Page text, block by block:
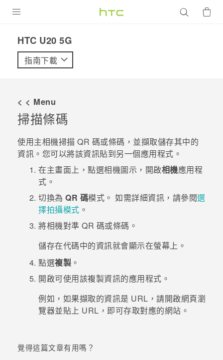
VIVE
配件
優惠專區
焦點訊息
校園專案
企業採購
銷售通路
支援服務
VIVELAND
‎HTC U20 5G‎
指南下載
< < Menu
掃描條碼
使用主相機掃描 QR 碼或條碼，並擷取儲存其中的
資訊。您可以將該資訊貼到另一個應用程式。
在主畫面上，點選相機圖示，開啟相機應用程
式。
切換為 QR 碼模式。 如需詳細資訊，請參閱選
擇拍攝模式 。
將相機對準 QR 碼或條碼。
儲存在代碼中的資訊就會顯示在螢幕上。
點選複製 。
開啟可使用該複製資訊的應用程式。
例如，如果擷取的資訊是 URL，請開啟網頁瀏
覽器並貼上 URL，即可存取對應的網站。
覺得這篇文章有用嗎？